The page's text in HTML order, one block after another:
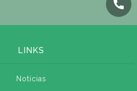
LINKS
Notícias